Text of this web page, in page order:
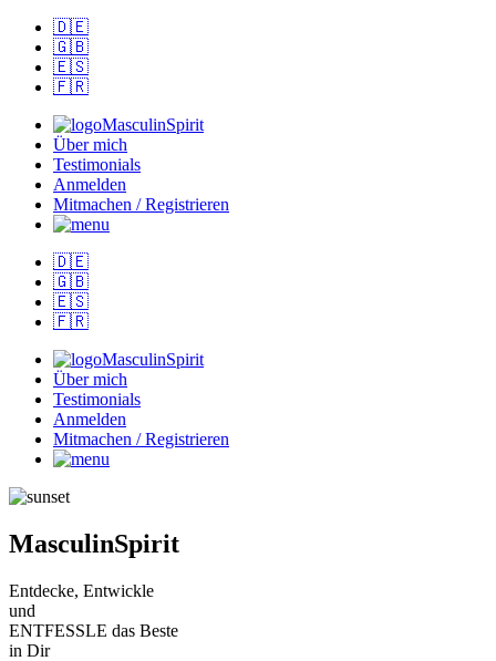
🇩🇪
🇬🇧
🇪🇸
🇫🇷
MasculinSpirit
Über mich
Testimonials
Anmelden
Mitmachen / Registrieren
🇩🇪
🇬🇧
🇪🇸
🇫🇷
MasculinSpirit
Über mich
Testimonials
Anmelden
Mitmachen / Registrieren
MasculinSpirit
Entdecke, Entwickle
und
ENTFESSLE das Beste
in Dir